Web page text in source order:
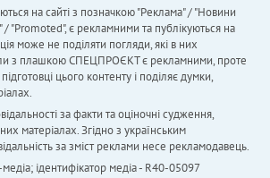
на сайті з позначкою "Реклама" / "Новини
/ "Promoted", є рекламними та публікуються на
може не поділяти погляди, які в них
з плашкою СПЕЦПРОЄКТ є рекламними, проте
цього контенту і поділяє думки,
за факти та оціночні судження,
матеріалах. Згідно з українським
за зміст реклами несе рекламодавець.
ідентифікатор медіа - R40-05097